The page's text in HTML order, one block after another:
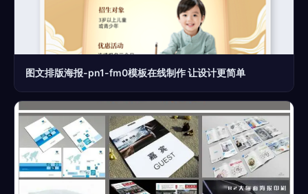
图文排版海报-pn1-fm0模板在线制作 让设计更简单